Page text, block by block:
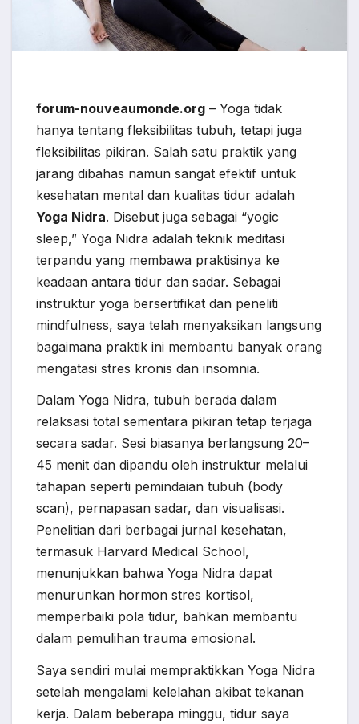
forum-nouveaumonde.org – Yoga tidak
hanya tentang fleksibilitas tubuh, tetapi juga
fleksibilitas pikiran. Salah satu praktik yang
jarang dibahas namun sangat efektif untuk
kesehatan mental dan kualitas tidur adalah
Yoga Nidra. Disebut juga sebagai “yogic
sleep,” Yoga Nidra adalah teknik meditasi
terpandu yang membawa praktisinya ke
keadaan antara tidur dan sadar. Sebagai
instruktur yoga bersertifikat dan peneliti
mindfulness, saya telah menyaksikan langsung
bagaimana praktik ini membantu banyak orang
mengatasi stres kronis dan insomnia.
Dalam Yoga Nidra, tubuh berada dalam
relaksasi total sementara pikiran tetap terjaga
secara sadar. Sesi biasanya berlangsung 20–
45 menit dan dipandu oleh instruktur melalui
tahapan seperti pemindaian tubuh (body
scan), pernapasan sadar, dan visualisasi.
Penelitian dari berbagai jurnal kesehatan,
termasuk Harvard Medical School,
menunjukkan bahwa Yoga Nidra dapat
menurunkan hormon stres kortisol,
memperbaiki pola tidur, bahkan membantu
dalam pemulihan trauma emosional.
Saya sendiri mulai mempraktikkan Yoga Nidra
setelah mengalami kelelahan akibat tekanan
kerja. Dalam beberapa minggu, tidur saya